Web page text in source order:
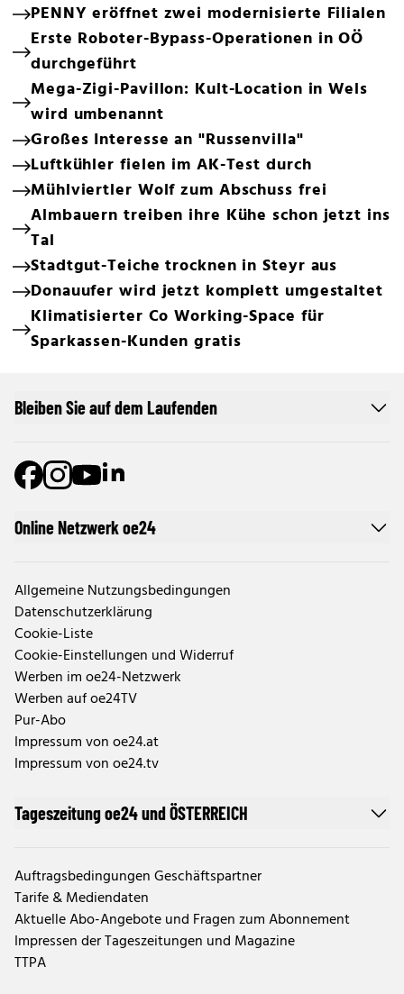
PENNY eröffnet zwei modernisierte Filialen
Erste Roboter-Bypass-Operationen in OÖ
durchgeführt
Mega-Zigi-Pavillon: Kult-Location in Wels
wird umbenannt
Großes Interesse an "Russenvilla"
Luftkühler fielen im AK-Test durch
Mühlviertler Wolf zum Abschuss frei
Almbauern treiben ihre Kühe schon jetzt ins
Tal
Stadtgut-Teiche trocknen in Steyr aus
Donauufer wird jetzt komplett umgestaltet
Klimatisierter Co Working-Space für
Sparkassen-Kunden gratis
Online Netzwerk oe24
Allgemeine Nutzungsbedingungen
Datenschutzerklärung
Cookie-Liste
Cookie-Einstellungen und Widerruf
Werben im oe24-Netzwerk
Werben auf oe24TV
Pur-Abo
Impressum von oe24.at
Impressum von oe24.tv
Tageszeitung oe24 und ÖSTERREICH
Auftragsbedingungen Geschäftspartner
Tarife & Mediendaten
Aktuelle Abo-Angebote und Fragen zum Abonnement
Impressen der Tageszeitungen und Magazine
TTPA
Bleiben Sie auf dem Laufenden